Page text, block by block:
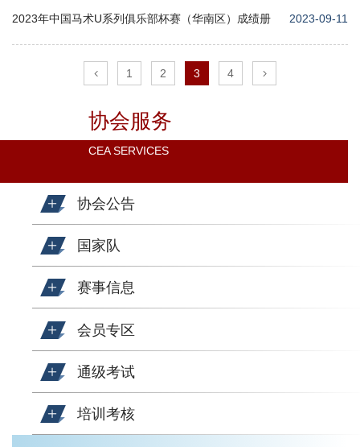
协会服务
CEA SERVICES
协会公告
国家队
赛事信息
会员专区
通级考试
培训考核
2023年中国马术U系列俱乐部杯赛（华南区）成绩册 2023-09-11
1 2 3 4